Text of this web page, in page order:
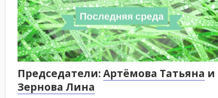
Председатели:Артёмова Татьяна и
Зернова Лина